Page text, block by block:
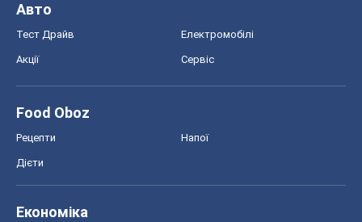
Авто
Тест Драйв Електромобілі
Акції Сервіс
Food Oboz
Рецепти Напої
Дієти
Економіка